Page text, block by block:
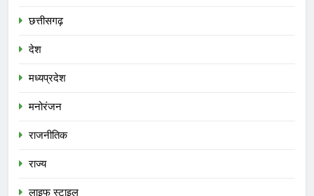
छत्तीसगढ़
देश
मध्‍यप्रदेश
मनोरंजन
राजनीतिक
राज्य
लाइफ स्टाइल